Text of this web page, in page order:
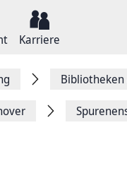
Karriere
Bibliotheken